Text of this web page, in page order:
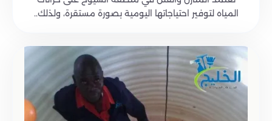
المياه لتوفير احتياجاتها اليومية بصورة مستقرة، ولذلك..